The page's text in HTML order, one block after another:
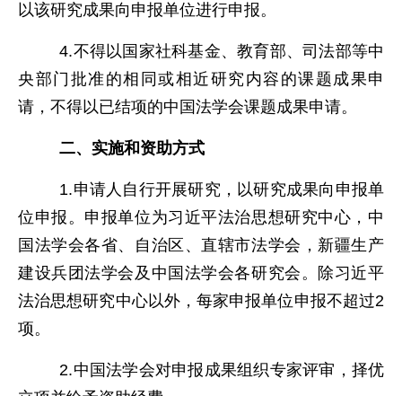
以该研究成果向申报单位进行申报。
4.不得以国家社科基金、教育部、司法部等中
央部门批准的相同或相近研究内容的课题成果申
请，不得以已结项的中国法学会课题成果申请。
二、实施和资助方式
1.申请人自行开展研究，以研究成果向申报单
位申报。申报单位为习近平法治思想研究中心，中
国法学会各省、自治区、直辖市法学会，新疆生产
建设兵团法学会及中国法学会各研究会。除习近平
法治思想研究中心以外，每家申报单位申报不超过2
项。
2.中国法学会对申报成果组织专家评审，择优